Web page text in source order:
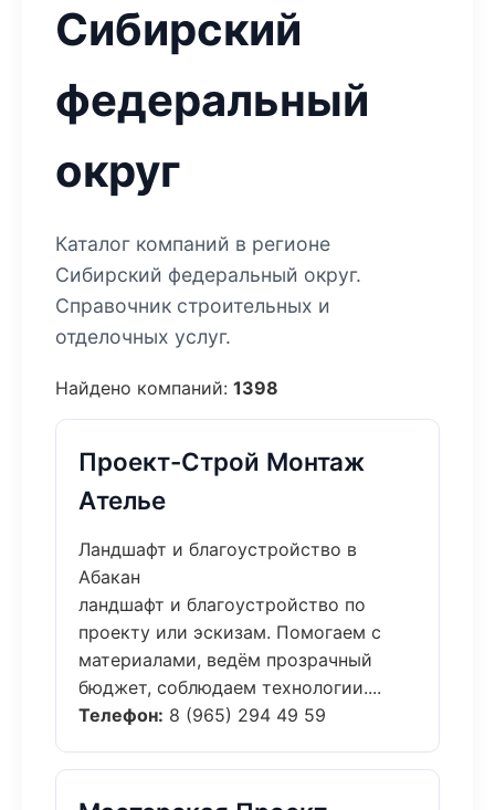
Сибирский
федеральный
округ
Каталог компаний в регионе
Сибирский федеральный округ.
Справочник строительных и
отделочных услуг.
Найдено компаний: 1398
Проект-Строй Монтаж
Ателье
Ландшафт и благоустройство в
Абакан
ландшафт и благоустройство по
проекту или эскизам. Помогаем с
материалами, ведём прозрачный
бюджет, соблюдаем технологии....
Телефон: 8 (965) 294 49 59